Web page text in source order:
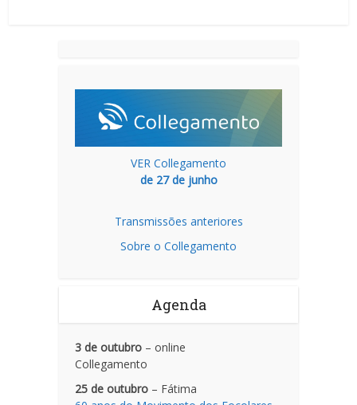
VER Collegamento
de 27 de junho
Transmissões anteriores
Sobre o Collegamento
Agenda
3 de outubro – online
Collegamento
25 de outubro – Fátima